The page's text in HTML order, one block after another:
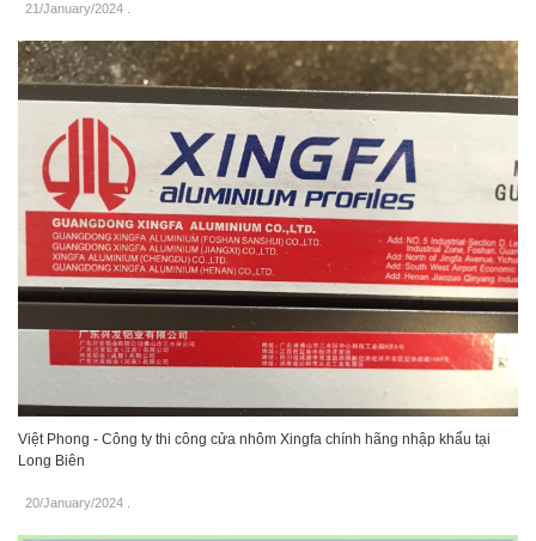
21/January/2024
Việt Phong - Công ty thi công cửa nhôm Xingfa chính hãng nhập khẩu tại
Long Biên
20/January/2024